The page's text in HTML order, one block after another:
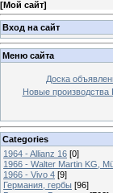
[Мой сайт]
Вход на сайт
Меню сайта
Доска
Новые
Categories
1964 - Allianz 16 [0]
1966 - Walter Martin KG,
1966 - Vivo 4 [9]
Германия, гербы [96]